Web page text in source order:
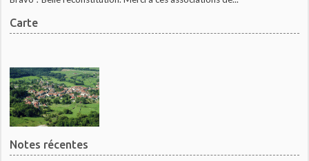
Carte
Notes récentes